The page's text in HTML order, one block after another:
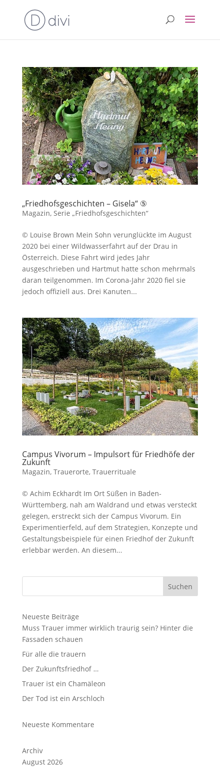
„Friedhofsgeschichten – Gisela“ ⑤
Magazin, Serie „Friedhofsgeschichten“
© Louise Brown ​Mein Sohn verunglückte im August
2020 bei einer Wildwasserfahrt auf der Drau in
Österreich. Diese Fahrt wird jedes Jahr
ausgeschrieben und Hartmut hatte schon mehrmals
daran teilgenommen. Im Corona-Jahr 2020 fiel sie
jedoch offiziell aus. Drei Kanuten...
Campus Vivorum – Impulsort für Friedhöfe der
Zukunft
Magazin, Trauerorte, Trauerrituale
© Achim Eckhardt Im Ort Süßen in Baden-
Württemberg, nah am Waldrand und etwas versteckt
gelegen, erstreckt sich der Campus Vivorum. Ein
Experimentierfeld, auf dem Strategien, Konzepte und
Gestaltungsbeispiele für einen Friedhof der Zukunft
erlebbar werden. An diesem...
Neueste Beiträge
Muss Trauer immer wirklich traurig sein? Hinter die
Fassaden schauen
Für alle die trauern
Der Zu­kunfts­fried­hof …
Trauer ist ein Chamäleon
Der Tod ist ein Arschloch
Neueste Kommentare
Archiv
August 2026